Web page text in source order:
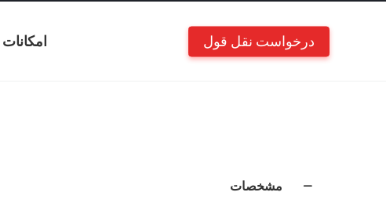
امکانات درخواست نقل قول
مشخصات